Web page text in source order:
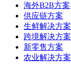
海外B2B方案
供应链方案
生鲜解决方案
跨境解决方案
新零售方案
农业解决方案